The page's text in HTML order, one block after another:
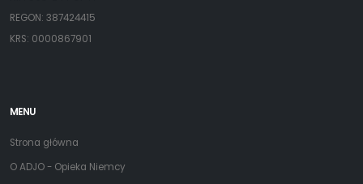
REGON: 387424415
KRS: 0000867901
MENU
Strona główna
O ADJO - Opieka Niemcy